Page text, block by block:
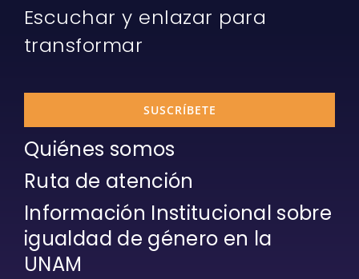
Escuchar y enlazar para
transformar
SUSCRÍBETE
Quiénes somos
Ruta de atención
Información Institucional sobre
igualdad de género en la
UNAM